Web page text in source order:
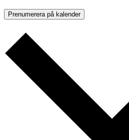
Prenumerera på kalender